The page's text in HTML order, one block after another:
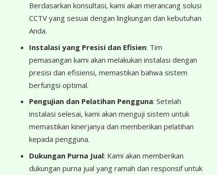
Berdasarkan konsultasi, kami akan merancang solusi
CCTV yang sesuai dengan lingkungan dan kebutuhan
Anda.
Instalasi yang Presisi dan Efisien: Tim
pemasangan kami akan melakukan instalasi dengan
presisi dan efisiensi, memastikan bahwa sistem
berfungsi optimal.
Pengujian dan Pelatihan Pengguna: Setelah
instalasi selesai, kami akan menguji sistem untuk
memastikan kinerjanya dan memberikan pelatihan
kepada pengguna.
Dukungan Purna Jual: Kami akan memberikan
dukungan purna jual yang ramah dan responsif untuk